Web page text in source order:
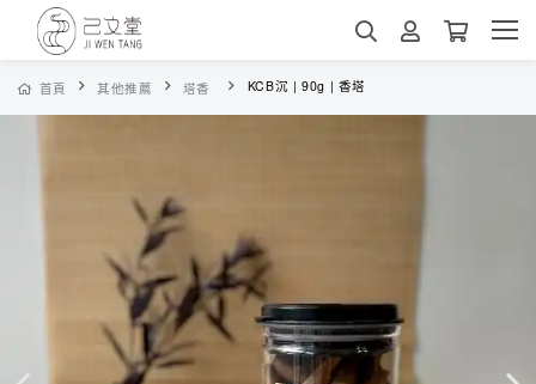
首頁 其他推薦 塔香 KCB沉 | 90g | 香塔